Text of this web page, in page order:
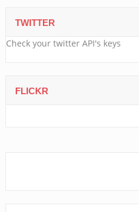
TWITTER
Check your twitter API's keys
FLICKR